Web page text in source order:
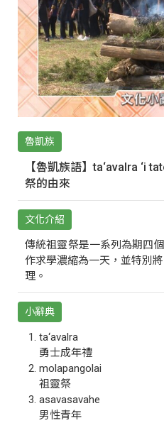
魯凱族
【魯凱族語】ta‘avalra ‘i
祭的由來
文化介紹
傳統祖靈祭是一系列為期四
作求學濃縮為一天，並特別
理。
小辭典
ta‘avalra
勇士成年禮
molapangolai
祖靈祭
asavasavahe
男性青年